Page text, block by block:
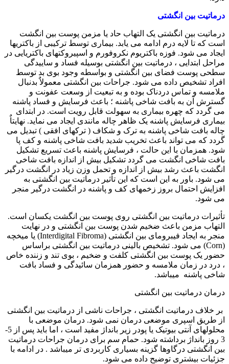
درماتیت بین انگشتی
درماتیت بین انگشتی یک التهاب حاد یا مزمن پوست بین انگشت
است که تا لایه درم ادامه می یابد. بیماری توسط ترکیبی از باکتریها
ایجاد می شود. فوزه باکتریوم نکروفورم و اسپیروکتهای باکتریایی در
مراحل ابتدایی ، درماتیت بین انگشتی بوسیله فساد و ساییدگی
سطحی پوست فضای بین انگشتی و بواسطه وجود بوی بد توسط
افراد تشخیص داده می شود. جراحات بین انگشتی معمولاٌ بدنبال
ملامسه و تماس دردناک بوده و به تبعیت از وسعت عفونت و
گسترش آن به بافت شاخی پاشنه ؛ باعث فرسایش و فساد پاشنه
می گردد که چهره بیماری به سهولت قابل رویت است. در ابتدای
بیماری فرسایش پاشنه یک ظاهر چاله مانندی ایجاد می نماید. نهایتاٌ
چاله بافت شاخی پاشنه به ترک و شکاف ( ترکهای افقی ) تبدیل می
گردد که می تواند باعث تخریب شدید بافت شاخی پاشنه و کف پا
شود. همزمان با این حالت ، فرسایش پاشنه باعث تسریع تشکیل
بافت شاخی انگشت می گردد تشکیل بیش از اندازه بافت شاخی
انگشت باعث رشد بیش از اندازه و تحمل وزن زیاد در انگشت درگیر
می شود. باور به این است که این تأثیر درماتیت بین انگشتی به
افزایش احتمال بروز زخمهای کف و پاشنه در انگشت درگیر منجر
می شود.
تأثیرات درماتیت بین انگشتی روی پوست بین انگشت یکسان است.
التهاب مزمن باعث ضخیم شدن پوست بین انگشتی و در نهایت
منجر به ایجاد فیبرومای بین انگشتی (Interdigital Fibroma) یا میخچه
(
Corn) می شود. تشخیص بالینی درماتیت بین انگشتی براساس
حضور یک پوست بین انگشتی کلفت و ضخیم ، بوی تند و زننده خاص
، درد در زمان ملامسه و حضور همزمان سائیدگی و فساد بافت
شاخی پاشنه میباشد.
درمان درماتیت بین انگشتی
بر خلاف درماتیت انگشتی ، جراحات ناشی از درماتیت بین انگشتی
از طریق اسپری موضعی درمان نمی شود. درمان موضعی با
محلولهای آنتی بیوتیک یا پودر زیر بانداژ مفید است ، اما باید پس از 5-
3 روز بانداژ برداشته شود. حمام سم برای درمان جراحات درماتیت
بین انگشتی درگاوها گزینه بسیاری کاربردی تر ميباشد . در ادامه با
جزئیات بیشتری توضیح داده می شود.